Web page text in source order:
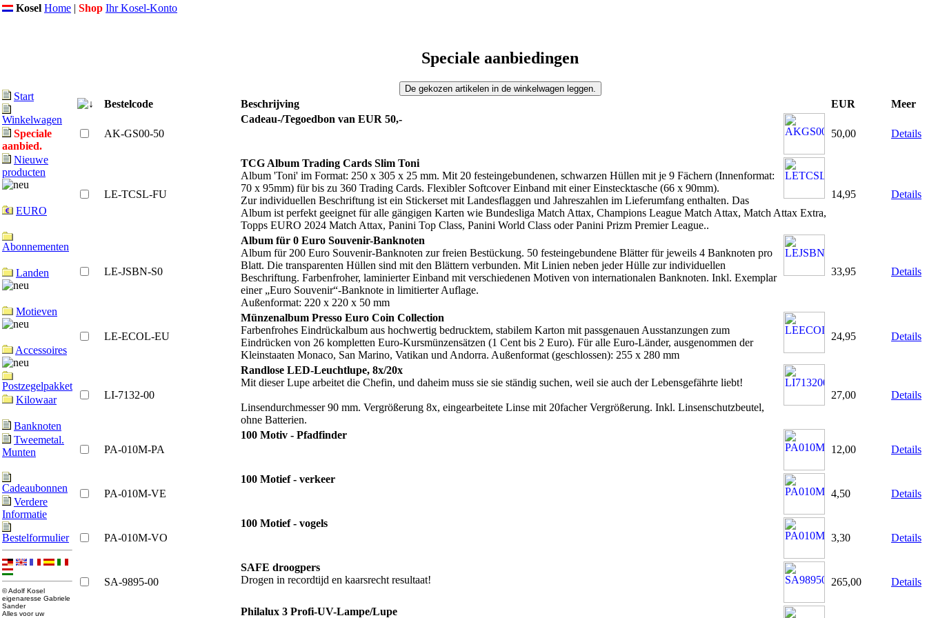
Kosel Home | Shop Ihr Kosel-Konto
Start
Winkelwagen
Speciale
aanbied.
Nieuwe
producten
EURO
Abonnementen
Landen
Motieven
Accessoires
Postzegelpakket
Kilowaar
Banknoten
Tweemetal.
Munten
Cadeaubonnen
Verdere
Informatie
Bestelformulier
© Adolf Kosel
eigenaresse Gabriele
Sander
Alles voor uw
Speciale aanbiedingen
Bestelcode Beschrijving EUR Meer
AK-GS00-50
Cadeau-/Tegoedbon van EUR 50,-
50,00
Details
LE-TCSL-FU
TCG Album Trading Cards Slim Toni
Album 'Toni' im Format: 250 x 305 x 25 mm. Mit 20 festeingebundenen, schwarzen Hüllen mit je 9 Fächern (Innenformat:
70 x 95mm) für bis zu 360 Trading Cards. Flexibler Softcover Einband mit einer Einstecktasche (66 x 90mm).
Zur individuellen Beschriftung ist ein Stickerset mit Landesflaggen und Jahreszahlen im Lieferumfang enthalten. Das
Album ist perfekt geeignet für alle gängigen Karten wie Bundesliga Match Attax, Champions League Match Attax, Match Attax Extra,
Topps EURO 2024 Match Attax, Panini Top Class, Panini World Class oder Panini Prizm Premier League..
14,95 Details
LE-JSBN-S0
Album für 0 Euro Souvenir-Banknoten
Album für 200 Euro Souvenir-Banknoten zur freien Bestückung. 50 festeingebundene Blätter für jeweils 4 Banknoten pro
Blatt. Die transparenten Hüllen sind mit den Blättern verbunden. Mit Linien neben jeder Hülle zur individuellen
Beschriftung. Farbenfroher, laminierter Einband mit verschiedenen Motiven von internationalen Banknoten. Inkl. Exemplar
einer „Euro Souvenir“-Banknote in limitierter Auflage.
Außenformat: 220 x 220 x 50 mm
33,95 Details
LE-ECOL-EU
Münzenalbum Presso Euro Coin Collection
Farbenfrohes Eindrückalbum aus hochwertig bedrucktem, stabilem Karton mit passgenauen Ausstanzungen zum
Eindrücken von 26 kompletten Euro-Kursmünzensätzen (1 Cent bis 2 Euro). Für alle Euro-Länder, ausgenommen der
Kleinstaaten Monaco, San Marino, Vatikan und Andorra. Außenformat (geschlossen): 255 x 280 mm
24,95 Details
LI-7132-00
Randlose LED-Leuchtlupe, 8x/20x
Mit dieser Lupe arbeitet die Chefin, und daheim muss sie sie ständig suchen, weil sie auch der Lebensgefährte liebt!
Linsendurchmesser 90 mm. Vergrößerung 8x, eingearbeitete Linse mit 20facher Vergrößerung. Inkl. Linsenschutzbeutel,
ohne Batterien.
27,00 Details
PA-010M-PA
100 Motiv - Pfadfinder
12,00
Details
PA-010M-VE
100 Motief - verkeer
4,50
Details
PA-010M-VO
100 Motief - vogels
3,30
Details
SA-9895-00
SAFE droogpers
Drogen in recordtijd en kaarsrecht resultaat!
265,00 Details
Philalux 3 Profi-UV-Lampe/Lupe